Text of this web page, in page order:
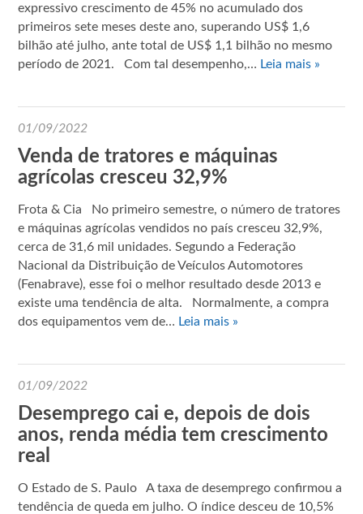
expressivo crescimento de 45% no acumulado dos
primeiros sete meses deste ano, superando US$ 1,6
bilhão até julho, ante total de US$ 1,1 bilhão no mesmo
período de 2021. Com tal desempenho,… Leia mais »
01/09/2022
Venda de tratores e máquinas
agrícolas cresceu 32,9%
Frota & Cia No primeiro semestre, o número de tratores
e máquinas agrícolas vendidos no país cresceu 32,9%,
cerca de 31,6 mil unidades. Segundo a Federação
Nacional da Distribuição de Veículos Automotores
(Fenabrave), esse foi o melhor resultado desde 2013 e
existe uma tendência de alta. Normalmente, a compra
dos equipamentos vem de… Leia mais »
01/09/2022
Desemprego cai e, depois de dois
anos, renda média tem crescimento
real
O Estado de S. Paulo A taxa de desemprego confirmou a
tendência de queda em julho. O índice desceu de 10,5%